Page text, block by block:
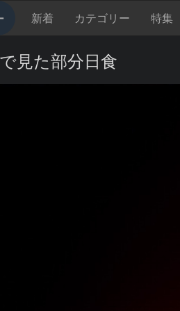
新着 カテゴリー 特集
見た部分日食